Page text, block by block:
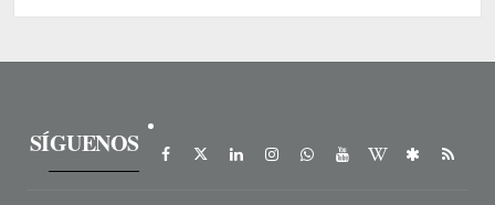
SÍGUENOS